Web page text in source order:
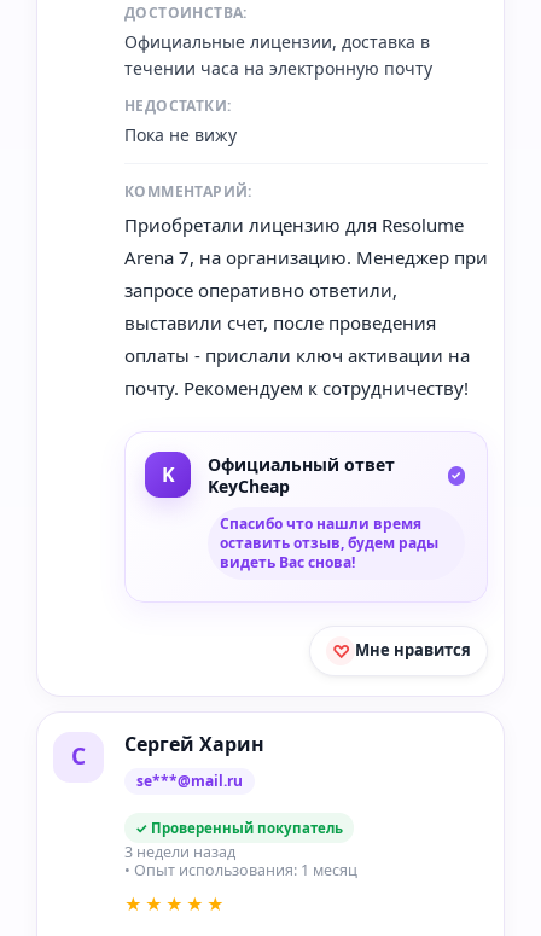
ДОСТОИНСТВА:
Официальные лицензии, доставка в
течении часа на электронную почту
НЕДОСТАТКИ:
Пока не вижу
КОММЕНТАРИЙ:
Приобретали лицензию для Resolume
Arena 7, на организацию. Менеджер при
запросе оперативно ответили,
выставили счет, после проведения
оплаты - прислали ключ активации на
почту. Рекомендуем к сотрудничеству!
Официальный ответ
KeyCheap
Спасибо что нашли время
оставить отзыв, будем рады
видеть Вас снова!
Мне нравится
С Сергей Харин
se***@mail.ru
✓ Проверенный покупатель
3 недели назад
• Опыт использования: 1 месяц
★★★★★